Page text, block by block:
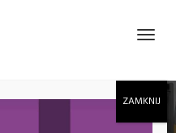
FARAONE